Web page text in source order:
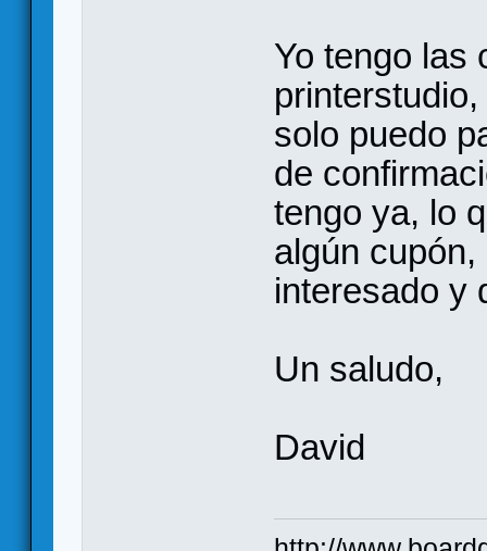
Yo tengo las
solo puedo
de
tengo ya, lo
algún
interesado y
Un saludo,
David